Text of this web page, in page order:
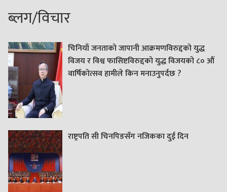
ब्लग/विचार
चिनियाँ जनताको जापानी आक्रमणविरुद्दको युद्ध
विजय र विश्व फासिष्टविरुद्दको युद्ध विजयको ८० औं
वार्षिकोत्सव हामीले किन मनाउनुपर्दछ ?
राष्ट्रपति सी चिनपिङसँग नजिकका दुई दिन